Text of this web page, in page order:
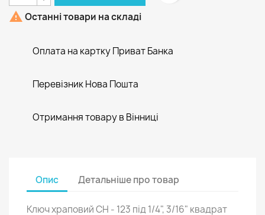
 Останні товари на складі
Оплата на картку Приват Банка
Перевізник Нова Пошта
Отримання товару в Вінниці
Опис Детальніше про товар
Ключ храповий СН - 123 під 1/4", 3/16" квадрат